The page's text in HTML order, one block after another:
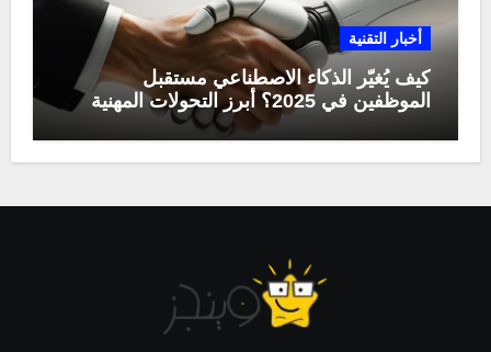
أخبار التقنية
كيف يُغيّر الذكاء الاصطناعي مستقبل
الموظفين في 2025؟ أبرز التحولات المهنية